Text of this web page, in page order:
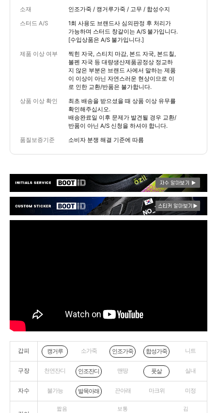
소재 인조가죽 / 캥거루가죽 / 고무 / 합성수지
스터드 A/S
1회 사용도 브랜드사 심의판정 후 처리가
가능하며 스터드 창갈이는 A/S 불가입니다.
[수입상품은 A/S 불가입니다.]
제품 이상 여부
찍힌 자국, 스티치 마감, 본드 자국, 본드칠,
볼펜 자국 등 대량생산제품공정상 정교하
지 않은 부분은 브랜드 사에서 말하는 제품
이 이상이 아닌 자연스러운 현상이므로 이
로 인한 교환/반품은 불가합니다.
상품 이상 확인
최초 배송을 받으셨을 때 상품 이상 유무를
확인해주십시오.
배송완료일 이후 문제가 발견될 경우 교환/
반품이 아닌 A/S 신청을 하셔야 합니다.
품질보증기준 소비자 분쟁 해결 기준에 따름
갑피 캥거루 소가죽 인조가죽 합성가죽 니트
구장 천연잔디 인조잔디 맨땅 풋살 실내
자수 불가능 발목아래 끈아래 마크위 미정
짧음 보통 김